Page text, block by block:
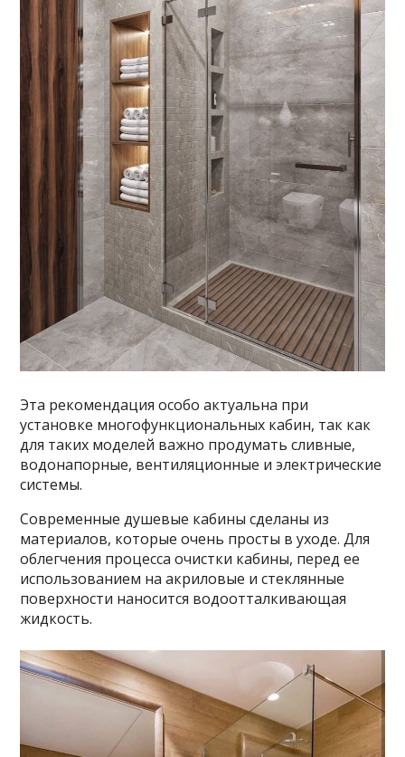
Эта рекомендация особо актуальна при
установке многофункциональных кабин, так как
для таких моделей важно продумать сливные,
водонапорные, вентиляционные и электрические
системы.
Современные душевые кабины сделаны из
материалов, которые очень просты в уходе. Для
облегчения процесса очистки кабины, перед ее
использованием на акриловые и стеклянные
поверхности наносится водоотталкивающая
жидкость.